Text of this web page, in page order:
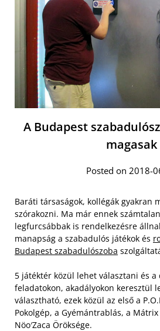
A Budapest
magasak
Posted on 2018-
Baráti társaságok, kollégák gyakran
szórakozni. Ma már ennek
legfurcsábbak is rendelkezésre
manapság a szabadulós játékok és
Budapest szabadulószoba
5 játéktér közül lehet választani és a
feladatokon, akadályokon keresztül
választható, ezek közül az első a
Pokolgép, a Gyémántrablás, a
Nöo′Zaca Öröksége.